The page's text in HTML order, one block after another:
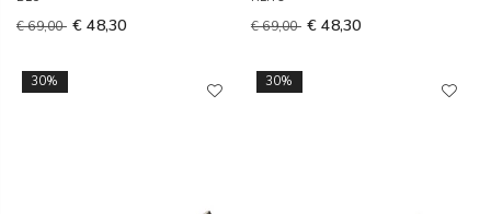
€ 69,00 € 48,30 € 69,00 € 48,30
30% 30%